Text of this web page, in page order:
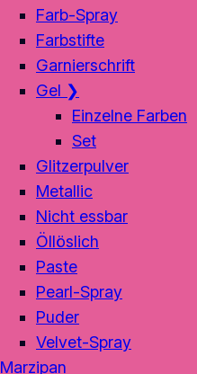
Farb-Spray
Farbstifte
Garnierschrift
Gel ❯
Einzelne Farben
Set
Glitzerpulver
Metallic
Nicht essbar
Öllöslich
Paste
Pearl-Spray
Puder
Velvet-Spray
Marzipan